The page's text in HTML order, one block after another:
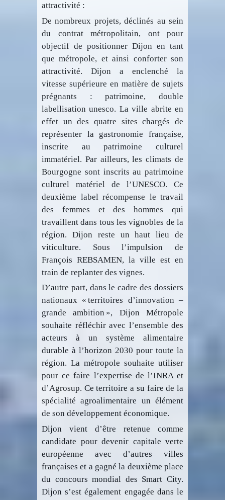
attractivité :
De nombreux projets, déclinés au sein
du contrat métropolitain, ont pour
objectif de positionner Dijon en tant
que métropole, et ainsi conforter son
attractivité. Dijon a enclenché la
vitesse supérieure en matière de sujets
prégnants : patrimoine, double
labellisation unesco. La ville abrite en
effet un des quatre sites chargés de
représenter la gastronomie française,
inscrite au patrimoine culturel
immatériel. Par ailleurs, les climats de
Bourgogne sont inscrits au patrimoine
culturel matériel de l’UNESCO. Ce
deuxième label récompense le travail
des femmes et des hommes qui
travaillent dans tous les vignobles de la
région. Dijon reste un haut lieu de
viticulture. Sous l’impulsion de
François REBSAMEN, la ville est en
train de replanter des vignes.
D’autre part, dans le cadre des dossiers
nationaux « territoires d’innovation –
grande ambition », Dijon Métropole
souhaite réfléchir avec l’ensemble des
acteurs à un système alimentaire
durable à l’horizon 2030 pour toute la
région. La métropole souhaite utiliser
pour ce faire l’expertise de l’INRA et
d’Agrosup. Ce territoire a su faire de la
spécialité agroalimentaire un élément
de son développement économique.
Dijon vient d’être retenue comme
candidate pour devenir capitale verte
européenne avec d’autres villes
françaises et a gagné la deuxième place
du concours mondial des Smart City.
Dijon s’est également engagée dans le